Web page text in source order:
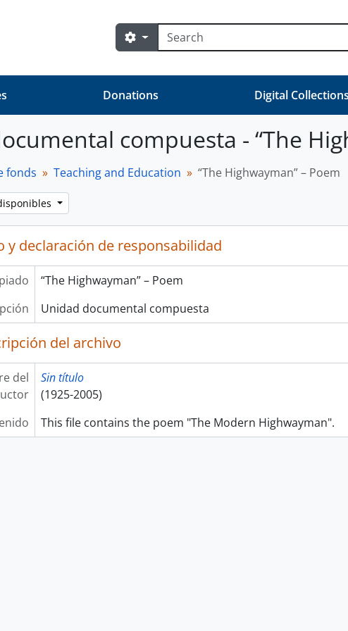
Búsqueda
Search options
Donations Digital Collections
Petrone, 1966
Port Arthur High Schools
and Form
compuesta - “The
fonds Teaching and Education “The Highwayman” – Poem
y declaración de responsabilidad
“The Highwayman” – Poem
Unidad documental compuesta
del archivo
del
Sin título
(1925-2005)
This file contains the poem "The Modern Highwayman".